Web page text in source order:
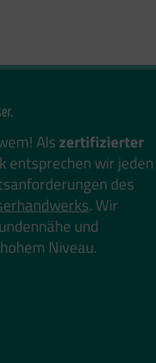
Als zertifizierter
entsprechen wir jeden
des
. Wir
und
Niveau.